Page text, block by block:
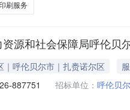
刷服务
源和社会保障局呼伦
｜呼伦贝尔市｜扎赉诺尔区
887751 招标单位： 呼伦贝